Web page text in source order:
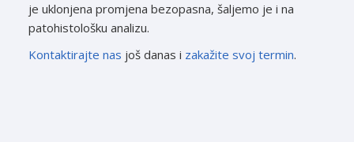
je uklonjena promjena bezopasna, šaljemo je i na
patohistološku analizu.
Kontaktirajte nas još danas i zakažite svoj termin.